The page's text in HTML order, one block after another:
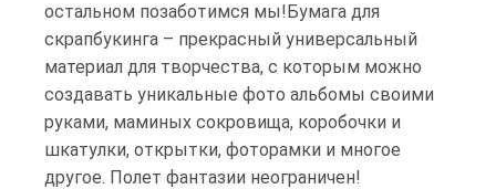
остальном позаботимся мы!Бумага для
скрапбукинга – прекрасный универсальный
материал для творчества, с которым можно
создавать уникальные фото альбомы своими
руками, маминых сокровища, коробочки и
шкатулки, открытки, фоторамки и многое
другое. Полет фантазии неограничен!